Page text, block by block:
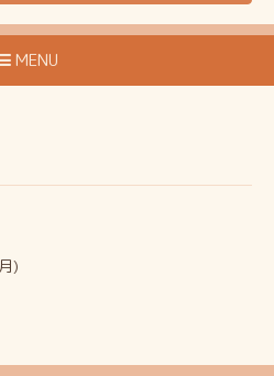
MENU
)